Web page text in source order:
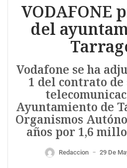
VODAFONE
del
Vodafone se ha
1 del contrato
Ayuntamiento de
Organismos
años por 1,6
Redaccion — 29 De